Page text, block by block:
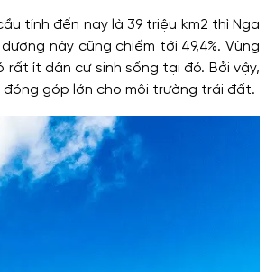
tính đến nay là 39 triệu km2 thì Nga
này cũng chiếm tới 49,4%. Vùng
ít dân cư sinh sống tại đó. Bởi vậy,
đóng góp lớn cho môi trường trái đất.